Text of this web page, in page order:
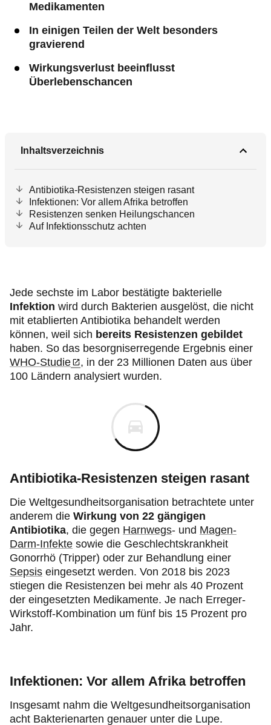
Medikamenten
In einigen Teilen der Welt besonders
gravierend
Wirkungsverlust beeinflusst
Überlebenschancen
Inhaltsverzeichnis
Antibiotika-Resistenzen steigen rasant
Infektionen: Vor allem Afrika betroffen
Resistenzen senken Heilungschancen
Auf Infektionsschutz achten
Jede sechste im Labor bestätigte bakterielle
Infektion wird durch Bakterien ausgelöst, die nicht
mit etablierten Antibiotika behandelt werden
können, weil sich bereits Resistenzen gebildet
haben. So das besorgniserregende Ergebnis einer
WHO-Studie
, in der 23 Millionen Daten aus über
100 Ländern analysiert wurden.
Antibiotika-Resistenzen steigen rasant
Die Weltgesundheitsorganisation betrachtete unter
anderem die Wirkung von 22 gängigen
Antibiotika, die gegen Harnwegs- und Magen-
Darm-Infekte sowie die Geschlechtskrankheit
Gonorrhö (Tripper) oder zur Behandlung einer
Sepsis eingesetzt werden. Von 2018 bis 2023
stiegen die Resistenzen bei mehr als 40 Prozent
der eingesetzten Medikamente. Je nach Erreger-
Wirkstoff-Kombination um fünf bis 15 Prozent pro
Jahr.
Infektionen: Vor allem Afrika betroffen
Insgesamt nahm die Weltgesundheitsorganisation
acht Bakterienarten genauer unter die Lupe.